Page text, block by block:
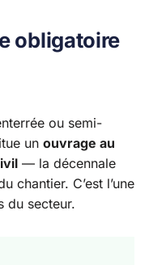
obligatoire
ou semi-
un ouvrage au
— la décennale
chantier. C’est l’une
du secteur.